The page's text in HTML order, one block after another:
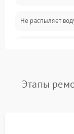
Программное
Не распыляет
Проблемы с
воды
Этапы